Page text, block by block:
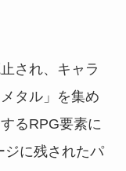
され、キャラ
タル」を集め
るRPG要素に
ジに残されたパ